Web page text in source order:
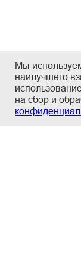
Мы
наилучшего
на сбор и